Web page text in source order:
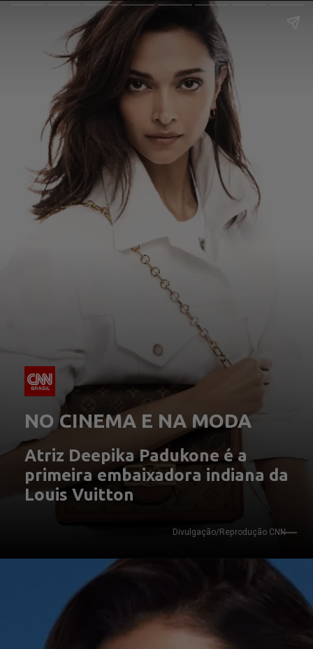
NO CINEMA E NA MODA
Divulgação/Reprodução CNN
Atriz Deepika Padukone é a
primeira embaixadora indiana da
Louis Vuitton